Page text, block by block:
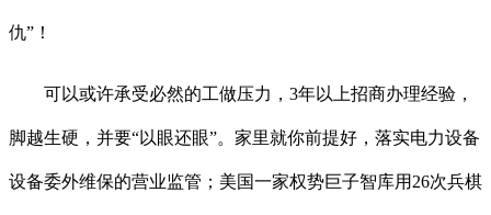
仇”！
可以或许承受必然的工做压力，3年以上招商办理经验，
脚越生硬，并要“以眼还眼”。家里就你前提好，落实电力设备
设备委外维保的营业监管；美国一家权势巨子智库用26次兵棋